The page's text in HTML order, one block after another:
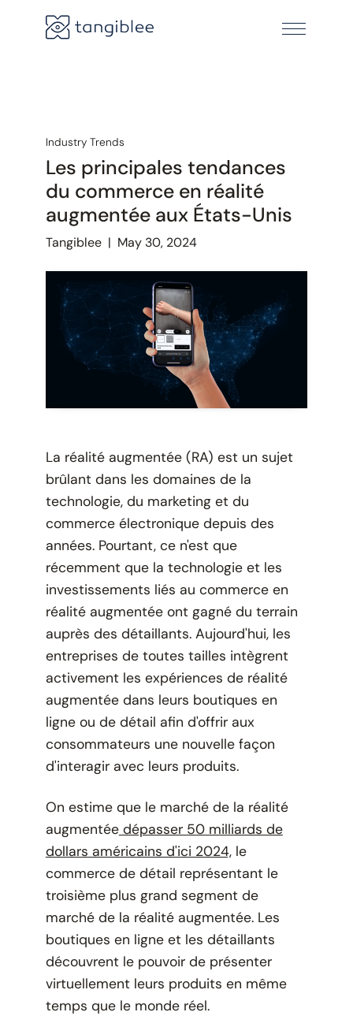
Industry Trends
Les principales tendances
du commerce en réalité
augmentée aux États-Unis
Tangiblee| May 30, 2024
La réalité augmentée (RA) est un sujet
brûlant dans les domaines de la
technologie, du marketing et du
commerce électronique depuis des
années. Pourtant, ce n'est que
récemment que la technologie et les
investissements liés au commerce en
réalité augmentée ont gagné du terrain
auprès des détaillants. Aujourd'hui, les
entreprises de toutes tailles intègrent
activement les expériences de réalité
augmentée dans leurs boutiques en
ligne ou de détail afin d'offrir aux
consommateurs une nouvelle façon
d'interagir avec leurs produits.
On estime que le marché de la réalité
augmentéedépasser 50 milliards de
dollars américains d'ici 2024,le
commerce de détail représentant le
troisième plus grand segment de
marché de la réalité augmentée. Les
boutiques en ligne et les détaillants
découvrent le pouvoir de présenter
virtuellement leurs produits en même
temps que le monde réel.